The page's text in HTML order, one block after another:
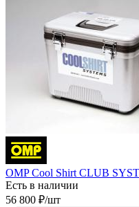
OMP Cool Shirt CLUB
Есть в наличии
56 800 ₽/шт